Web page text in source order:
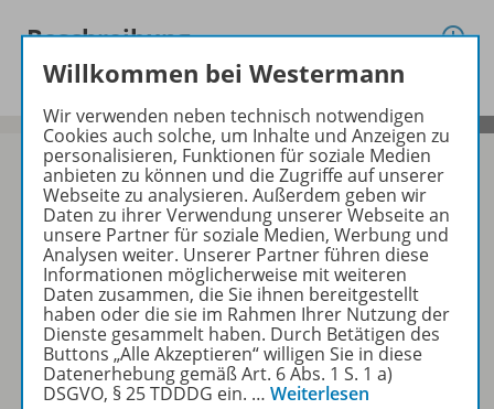
Beschreibung
Sofort profitieren
Zum Newsletter anmelden
Folgen Sie uns auf Social Media
Willkommen bei Westermann
Wir verwenden neben technisch notwendigen
Cookies auch solche, um Inhalte und Anzeigen zu
personalisieren, Funktionen für soziale Medien
anbieten zu können und die Zugriffe auf unserer
Webseite zu analysieren. Außerdem geben wir
Daten zu ihrer Verwendung unserer Webseite an
unsere Partner für soziale Medien, Werbung und
Analysen weiter. Unserer Partner führen diese
Informationen möglicherweise mit weiteren
Daten zusammen, die Sie ihnen bereitgestellt
haben oder die sie im Rahmen Ihrer Nutzung der
Dienste gesammelt haben. Durch Betätigen des
Buttons „Alle Akzeptieren“ willigen Sie in diese
Datenerhebung gemäß Art. 6 Abs. 1 S. 1 a)
DSGVO, § 25 TDDDG ein. … Weiterlesen